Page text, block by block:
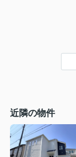
近隣の物件